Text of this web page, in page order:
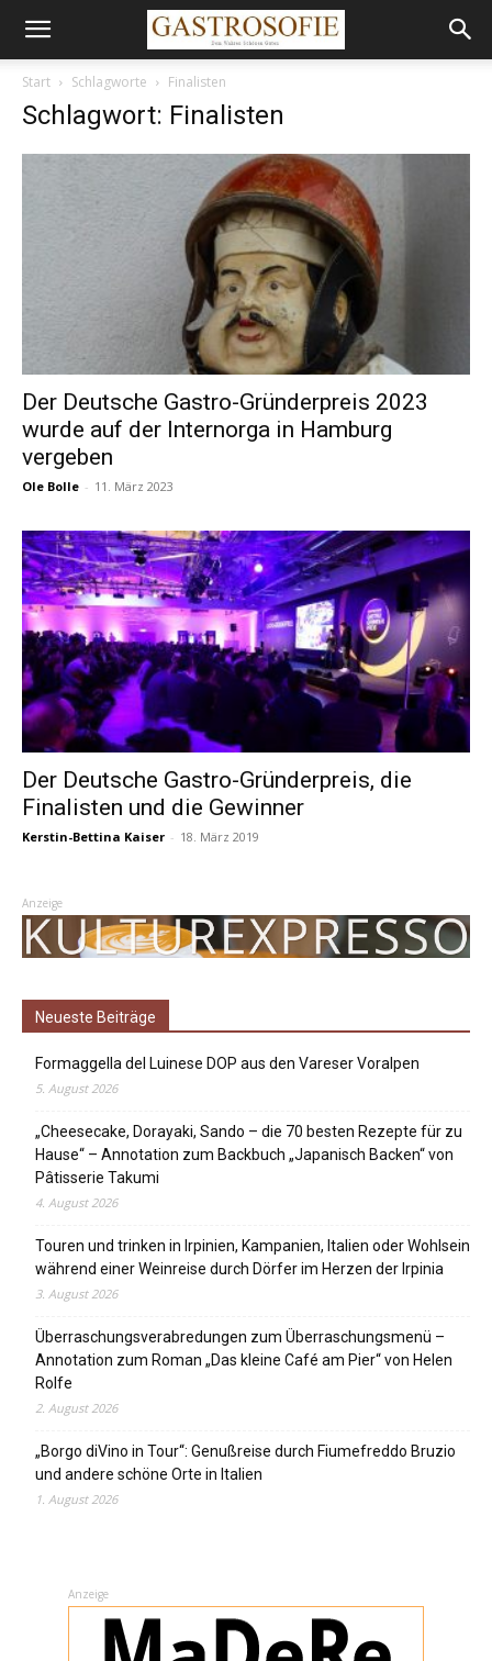
Start Schlagworte Finalisten
Schlagwort: Finalisten
Der Deutsche Gastro-Gründerpreis 2023
wurde auf der Internorga in Hamburg
vergeben
Ole Bolle - 11. März 2023
Der Deutsche Gastro-Gründerpreis, die
Finalisten und die Gewinner
Kerstin-Bettina Kaiser - 18. März 2019
Anzeige
Neueste Beiträge
Formaggella del Luinese DOP aus den Vareser Voralpen
5. August 2026
„Cheesecake, Dorayaki, Sando – die 70 besten Rezepte für zu
Hause“ – Annotation zum Backbuch „Japanisch Backen“ von
Pâtisserie Takumi
4. August 2026
Touren und trinken in Irpinien, Kampanien, Italien oder Wohlsein
während einer Weinreise durch Dörfer im Herzen der Irpinia
3. August 2026
Überraschungsverabredungen zum Überraschungsmenü –
Annotation zum Roman „Das kleine Café am Pier“ von Helen
Rolfe
2. August 2026
„Borgo diVino in Tour“: Genußreise durch Fiumefreddo Bruzio
und andere schöne Orte in Italien
1. August 2026
Anzeige